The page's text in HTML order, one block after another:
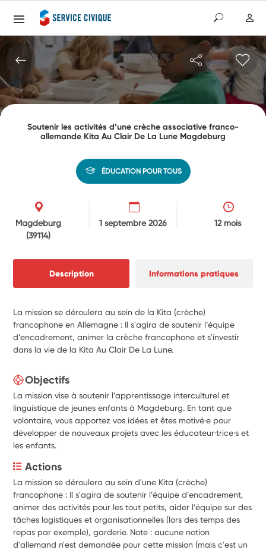
Soutenir les activités d’une crèche associative franco-
allemande Kita Au Clair De La Lune Magdeburg
ÉDUCATION POUR TOUS
Magdeburg
(39114)
1 septembre 2026 12 mois
Description Informations pratiques
La mission se déroulera au sein de la Kita (crèche)
francophone en Allemagne : Il s'agira de soutenir l’équipe
d’encadrement, animer la crèche francophone et s'investir
dans la vie de la Kita Au Clair De La Lune.
Objectifs
La mission vise à soutenir l’apprentissage interculturel et
linguistique de jeunes enfants à Magdeburg. En tant que
volontaire, vous apportez vos idées et êtes motivé·e pour
développer de nouveaux projets avec les éducateur·trice·s et
les enfants.
Actions
La mission se déroulera au sein d'une Kita (crèche)
francophone : Il s'agira de soutenir l’équipe d’encadrement,
animer des activités pour les tout petits, aider l’équipe sur des
tâches logistiques et organisationnelles (lors des temps des
repas par exemple), garderie. Note : aucune notion
d'allemand n'est demandée pour cette mission (mais c'est un